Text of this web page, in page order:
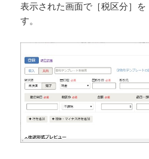
表示された画面で［税区分］を
す。